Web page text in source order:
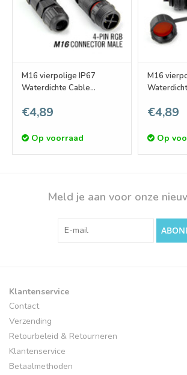
M16 vierpolige IP67
Waterdichte Cable
€4,89
Op voorraad
M16
€4,89
Op
Meld je aan voor onze
Klantenservice
Contact
Verzending
Retourbeleid & Retourneren
Klantenservice
Betaalmethoden